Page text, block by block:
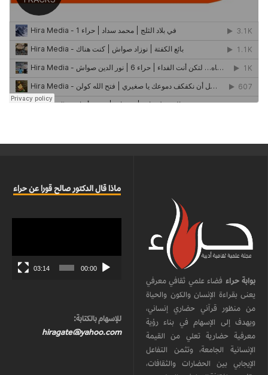
بوابة حراء فضاء علمي ثقافي معرفي
يعنى بقراءة الإنسان والكون والحياة
من منظور قرآني حضاري إنساني،
ويهدف إلى الإسهام في بناء رؤية
معرفية حضارية تعلي من القيمة
الإنسانية الجامعة، وتثمن التفاعل
الإيجابي بين الحضارات والثقافات،
ماذا قال الدكتور صالح قورا عن حراء
00:00
03:14
للإسهام بالكتابة:
hiragate@yahoo.com